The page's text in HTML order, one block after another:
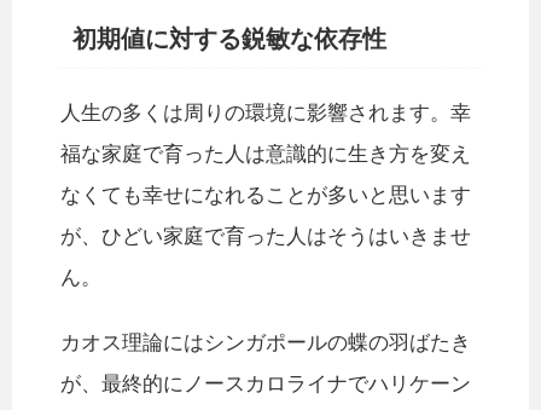
初期値に対する鋭敏な依存性
人生の多くは周りの環境に影響されます。幸
福な家庭で育った人は意識的に生き方を変え
なくても幸せになれることが多いと思います
が、ひどい家庭で育った人はそうはいきませ
ん。
カオス理論にはシンガポールの蝶の羽ばたき
が、最終的にノースカロライナでハリケーン